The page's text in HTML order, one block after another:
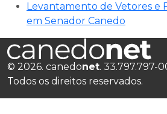
Levantamento de Vetores e
em Senador Canedo
© 2026. canedonet. 33.797.797-
Todos os direitos reservados.